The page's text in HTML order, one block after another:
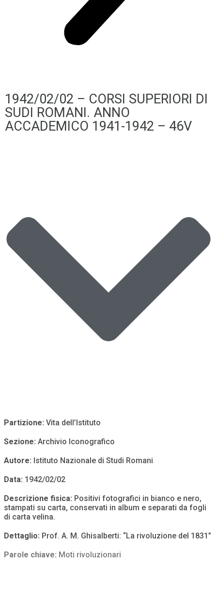
1942/02/02 – CORSI SUPERIORI DI
SUDI ROMANI. ANNO
ACCADEMICO 1941-1942 – 46V
Partizione: Vita dell’Istituto
Sezione: Archivio Iconografico
Autore: Istituto Nazionale di Studi Romani
Data: 1942/02/02
Descrizione fisica: Positivi fotografici in bianco e nero,
stampati su carta, conservati in album e separati da fogli
di carta velina.
Dettaglio: Prof. A. M. Ghisalberti: “La rivoluzione del 1831”
Parole chiave: Moti rivoluzionari